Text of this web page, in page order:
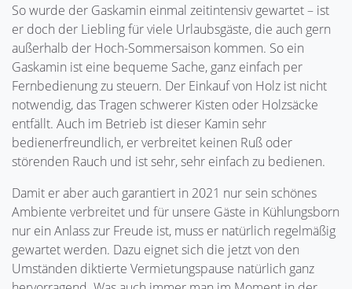
So wurde der Gaskamin einmal zeitintensiv gewartet – ist
er doch der Liebling für viele Urlaubsgäste, die auch gern
außerhalb der Hoch-Sommersaison kommen. So ein
Gaskamin ist eine bequeme Sache, ganz einfach per
Fernbedienung zu steuern. Der Einkauf von Holz ist nicht
notwendig, das Tragen schwerer Kisten oder Holzsäcke
entfällt. Auch im Betrieb ist dieser Kamin sehr
bedienerfreundlich, er verbreitet keinen Ruß oder
störenden Rauch und ist sehr, sehr einfach zu bedienen.
Damit er aber auch garantiert in 2021 nur sein schönes
Ambiente verbreitet und für unsere Gäste in Kühlungsborn
nur ein Anlass zur Freude ist, muss er natürlich regelmäßig
gewartet werden. Dazu eignet sich die jetzt von den
Umständen diktierte Vermietungspause natürlich ganz